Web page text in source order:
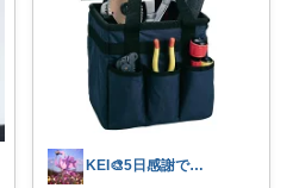
KEI🎨5日感謝です🤗